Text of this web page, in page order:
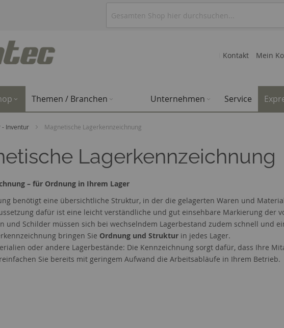
Mein
Kontakt
Themen / Branchen Service
Unternehmen
- Inventur Magnetische Lagerkennzeichnung
Lagerkennzeichnung
– für Ordnung in Ihrem Lager
benötigt eine übersichtliche Struktur, in der die gelagerten Waren und
dafür ist eine leicht verständliche und gut einsehbare Markierung der
und Schilder müssen sich bei wechselndem Lagerbestand zudem schnell und
bringen Sie Ordnung und Strukturin jedes Lager.
oder andere Lagerbestände: Die Kennzeichnung sorgt dafür, dass Ihre
Sie bereits mit geringem Aufwand die Arbeitsabläufe in Ihrem Betrieb.